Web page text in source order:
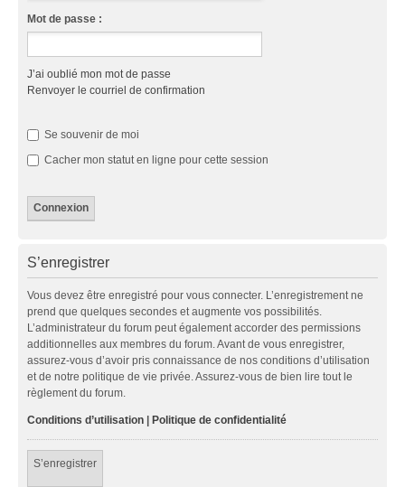
Mot de passe :
J’ai oublié mon mot de passe
Renvoyer le courriel de confirmation
Se souvenir de moi
Cacher mon statut en ligne pour cette session
S’enregistrer
Vous devez être enregistré pour vous connecter. L’enregistrement ne
prend que quelques secondes et augmente vos possibilités.
L’administrateur du forum peut également accorder des permissions
additionnelles aux membres du forum. Avant de vous enregistrer,
assurez-vous d’avoir pris connaissance de nos conditions d’utilisation
et de notre politique de vie privée. Assurez-vous de bien lire tout le
règlement du forum.
Conditions d’utilisation | Politique de confidentialité
S’enregistrer